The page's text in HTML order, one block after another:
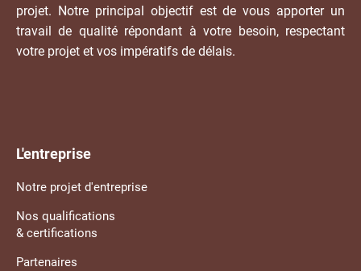
projet. Notre principal objectif est de vous apporter un
travail de qualité répondant à votre besoin, respectant
votre projet et vos impératifs de délais.
L'entreprise
Notre projet d'entreprise
Nos qualifications
& certifications
Partenaires